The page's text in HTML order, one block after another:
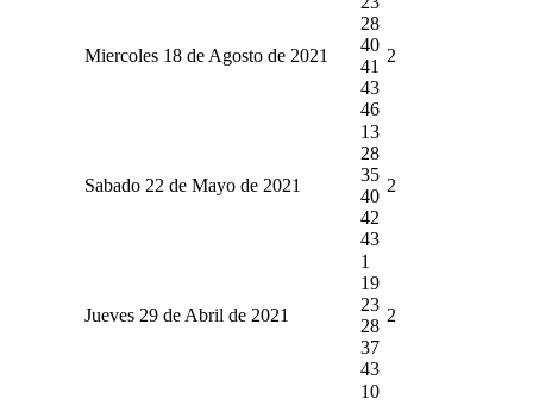
Miercoles 18 de Agosto de 2021
28
40
41
43
46
2
Sabado 22 de Mayo de 2021
13
28
35
40
42
43
2
Jueves 29 de Abril de 2021
1
19
23
28
37
43
2
10